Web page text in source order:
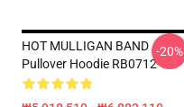
HOT MULLIGAN BAND
Pullover Hoodie RB0712
-20%